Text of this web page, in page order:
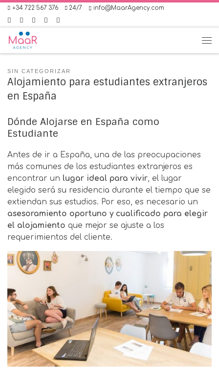
+34 722 567 376 24/7 info@MaarAgency.com
SIN CATEGORIZAR
Alojamiento para estudiantes extranjeros
en España
Dónde Alojarse en España como
Estudiante
Antes de ir a España, una de las preocupaciones
más comunes de los estudiantes extranjeros es
encontrar un lugar ideal para vivir, el lugar
elegido será su residencia durante el tiempo que se
extiendan sus estudios. Por eso, es necesario un
asesoramiento oportuno y cualificado para elegir
el alojamiento que mejor se ajuste a los
requerimientos del cliente.